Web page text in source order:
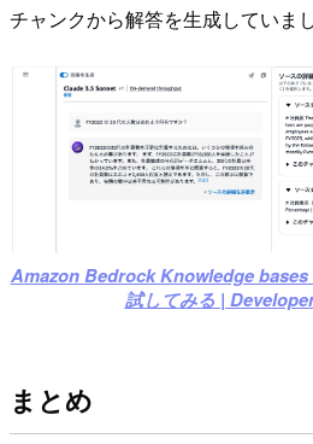
チャンクから解答を生成していまし
Amazon Bedrock Knowledge bases
試してみる |
まとめ